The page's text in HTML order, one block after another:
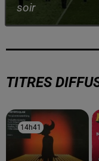
soir
TITRES
14h41
14h41